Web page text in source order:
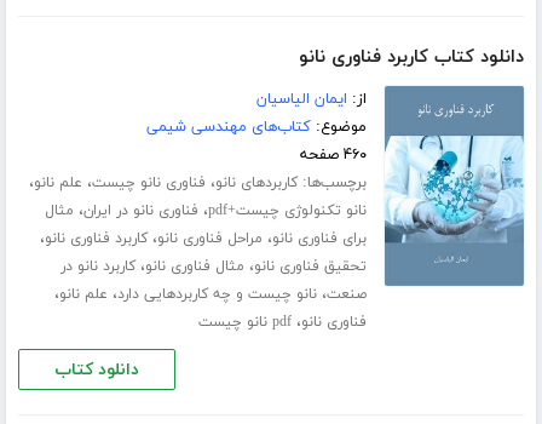
دانلود کتاب کاربرد فناوری نانو
از: ایمان الیاسیان
موضوع:کتاب‌های مهندسی شیمی
۴۶۰ صفحه
برچسب‌ها:کاربردهای نانو، فناوری نانو چیست، علم نانو،
نانو تکنولوژی چیست+pdf ، فناوری نانو در ایران، مثال
برای فناوری نانو، مراحل فناوری نانو،کاربرد فناوری نانو،
تحقیق فناوری نانو، مثال فناوری نانو،کاربرد نانو در
صنعت،نانو چیست و چه کاربردهایی دارد، علم نانو،
فناوری نانو،pdf نانو چیست
دانلود کتاب